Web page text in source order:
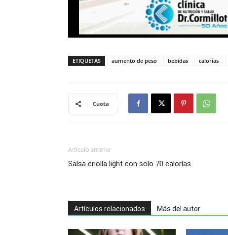
ETIQUETAS aumento de peso bebidas calorías
Cuota
Artículo anterior
Salsa criolla light con solo 70 calorías
Artículos relacionados Más del autor